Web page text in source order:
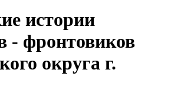
истории
- фронтовиков
округа г.